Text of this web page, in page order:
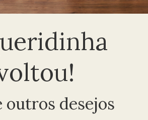
outros desejos